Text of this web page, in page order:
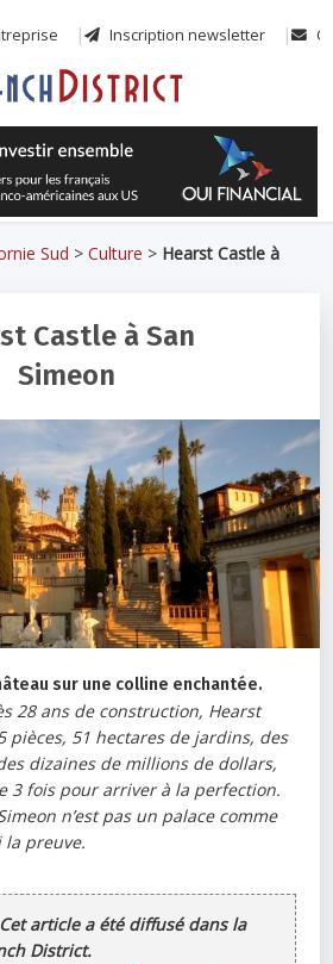
Inscription newsletter
Sud >Culture > Hearst Castle à
Castle à San
Simeon
sur une colline enchantée.
28 ans de construction, Hearst
pièces, 51 hectares de jardins, des
dizaines de millions de dollars,
3 fois pour arriver à la perfection.
n’est pas un palace comme
la preuve.
article a été diffusé dans la
District.